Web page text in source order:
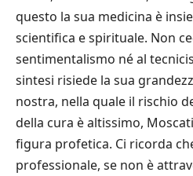
questo la sua medicina è
scientifica e spirituale. Non
sentimentalismo né al
sintesi risiede la sua
nostra, nella quale il rischio
della cura è altissimo,
figura profetica. Ci ricorda
professionale, se non è